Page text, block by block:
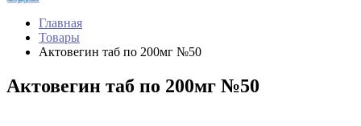
Главная
Товары
Актовегин таб по 200мг №50
Актовегин таб по 200мг №50